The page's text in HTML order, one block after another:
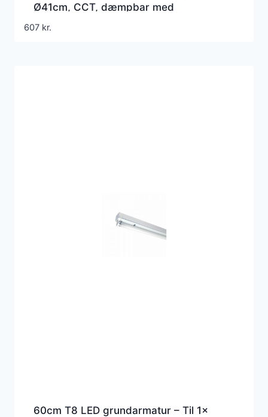
Ø41cm, CCT, dæmpbar med
fjernbetjening, IP20 indendørs
607 kr.
60cm T8 LED grundarmatur – Til 1x